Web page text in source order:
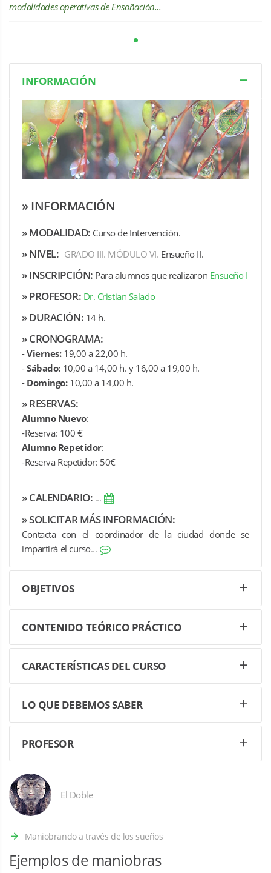
modalidades operativas de Ensoñación...
INFORMACIÓN
» INFORMACIÓN
»MODALIDAD: Curso de Intervención.
»NIVEL: GRADO III. MÓDULO VI. Ensueño II.
»INSCRIPCIÓN: Para alumnos que realizaron Ensueño I
»PROFESOR: Dr. Cristian Salado
»DURACIÓN: 14 h.
»CRONOGRAMA:
-Viernes:19,00 a 22,00 h.
-Sábado:10,00 a 14,00 h. y 16,00 a 19,00 h.
- Domingo:10,00 a 14,00 h.
»RESERVAS:
Alumno Nuevo:
-Reserva: 100 €
Alumno Repetidor:
-Reserva Repetidor: 50€
»CALENDARIO: ...
»SOLICITAR MÁS INFORMACIÓN:
Contacta con el coordinador de la ciudad donde se
impartirá el curso...
OBJETIVOS
CONTENIDO TEÓRICO PRÁCTICO
CARACTERÍSTICAS DEL CURSO
LO QUE DEBEMOS SABER
PROFESOR
El Doble
Maniobrando a través de los sueños
Ejemplos de maniobras